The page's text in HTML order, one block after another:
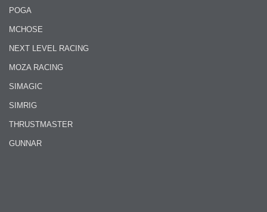
POGA
MCHOSE
NEXT LEVEL RACING
MOZA RACING
SIMAGIC
SIMRIG
THRUSTMASTER
GUNNAR